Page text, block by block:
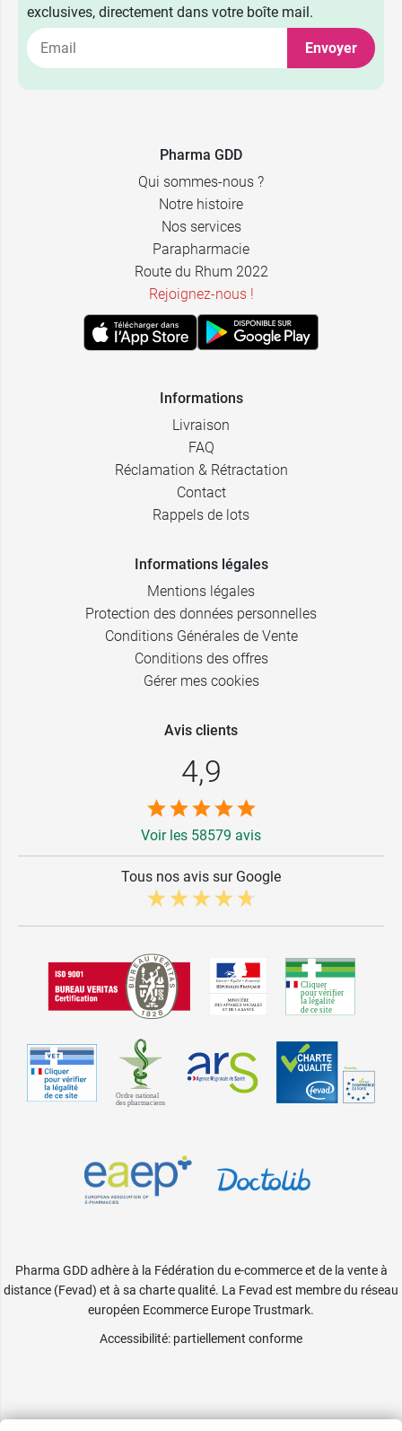
exclusives, directement dans votre boîte mail.
Envoyer
Pharma GDD
Qui sommes-nous ?
Notre histoire
Nos services
Parapharmacie
Route du Rhum 2022
Rejoignez-nous !
Informations
Livraison
FAQ
Réclamation & Rétractation
Contact
Rappels de lots
Informations légales
Mentions légales
Protection des données personnelles
Conditions Générales de Vente
Conditions des offres
Gérer mes cookies
Avis clients
4,9
Voir les 58579 avis
Tous nos avis sur Google
Pharma GDD adhère à la Fédération du e-commerce et de la vente à
distance (Fevad) et à sa charte qualité. La Fevad est membre du réseau
européen Ecommerce Europe Trustmark.
Accessibilité: partiellement conforme